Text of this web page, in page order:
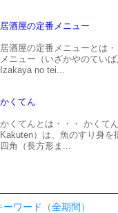
居酒屋の定番メニュー
居酒屋の定番メニューとは
メニュー（いざかやのていば
Izakaya no tei...
かくてん
かくてんとは・・・ かくて
Kakuten）は、魚のすり身を
四角（長方形ま...
ワード（全期間）